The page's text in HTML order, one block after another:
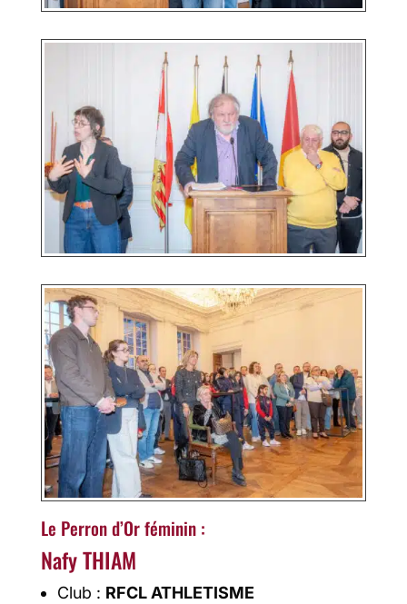
Le Perron d’Or féminin :
Nafy THIAM
Club : RFCL ATHLETISME